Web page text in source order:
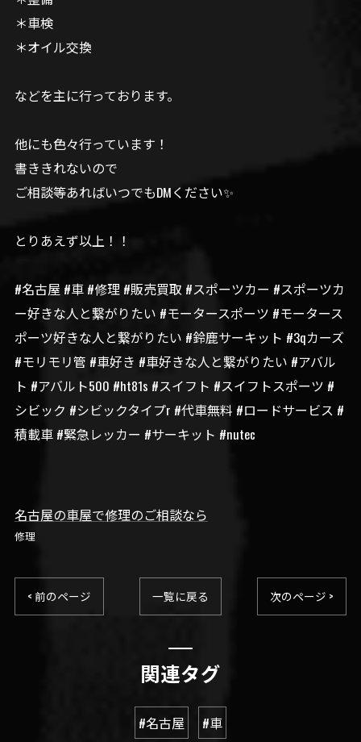
＊車検
＊オイル交換
などを主に行っております。
他にも色々行っています！
書ききれないので
ご相談等あればいつでもDMください✨
とりあえず以上！！
#名古屋 #車 #修理 #販売買取 #スポーツカー #スポーツカ
ー好きな人と繋がりたい #モータースポーツ #モータース
ポーツ好きな人と繋がりたい #鈴鹿サーキット #3qカーズ
#モリモリ管 #車好き #車好きな人と繋がりたい #アバル
ト #アバルト500 #ht81s #スイフト #スイフトスポーツ #
シビック #シビックタイプr #代車無料 #ロードサービス #
積載車 #緊急レッカー #サーキット #nutec
名古屋の車屋で修理のご相談なら
修理
< 前のページ 一覧に戻る 次のページ >
関連タグ
#名古屋 #車